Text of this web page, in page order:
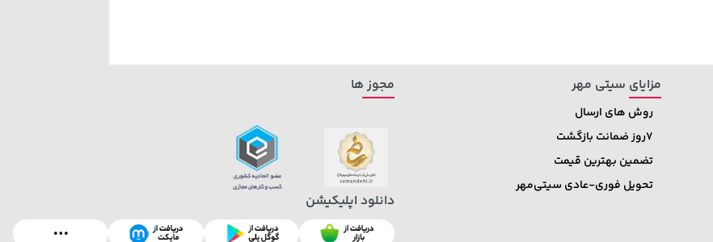
مزایای سیتی مهر
روش های ارسال
7روز ضمانت بازگشت
تضمین بهترین قیمت
تحویل فوری-عادی سیتی‌مهر
مجوز ها
دانلود اپلیکیشن